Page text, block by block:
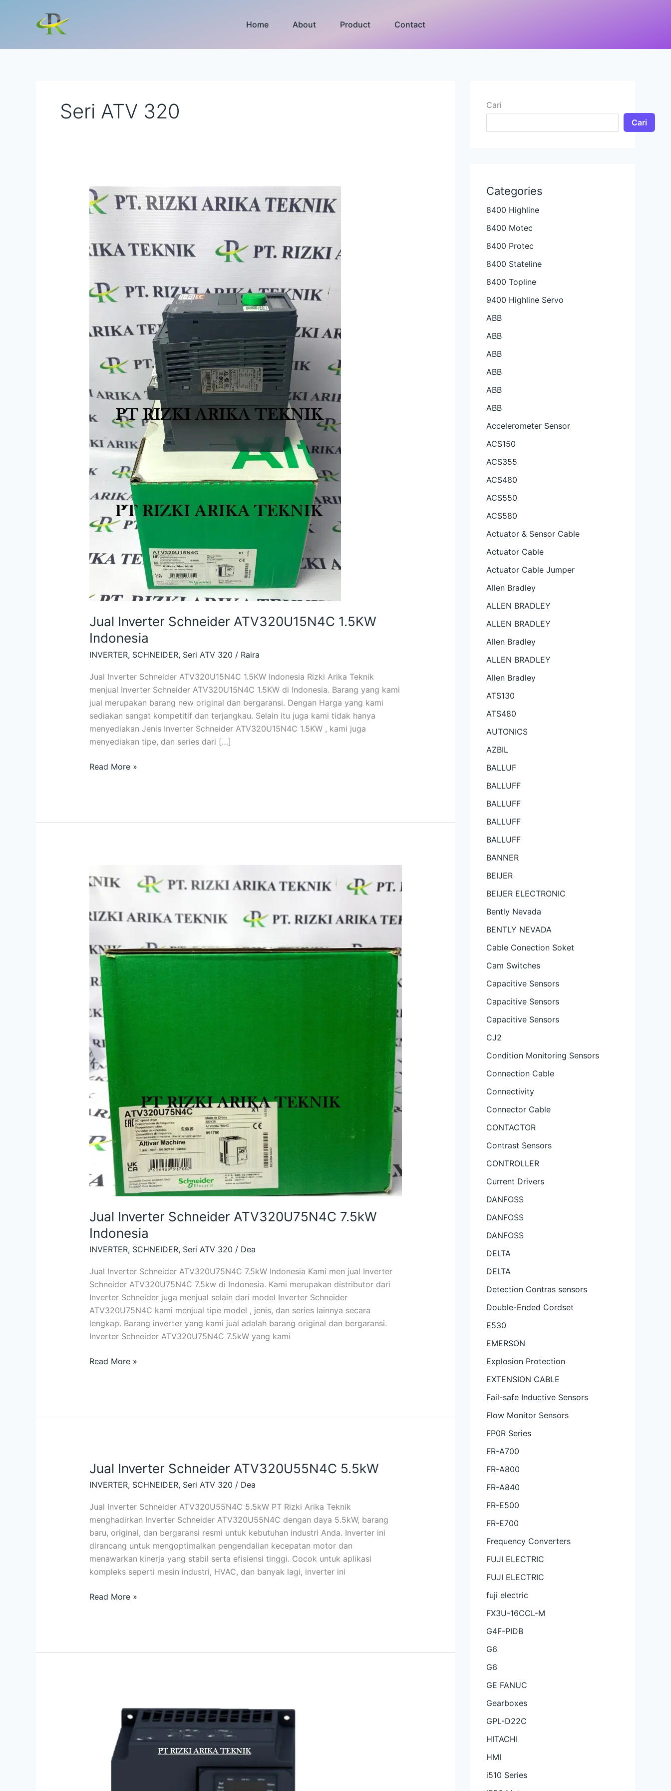
Home About Product Contact
Seri ATV 320
Jual Inverter Schneider ATV320U15N4C 1.5KW
Indonesia
INVERTER, SCHNEIDER, Seri ATV 320 / Raira
Jual Inverter Schneider ATV320U15N4C 1.5KW Indonesia Rizki Arika Teknik
menjual Inverter Schneider ATV320U15N4C 1.5KW di Indonesia. Barang yang kami
jual merupakan barang new original dan bergaransi. Dengan Harga yang kami
sediakan sangat kompetitif dan terjangkau. Selain itu juga kami tidak hanya
menyediakan Jenis Inverter Schneider ATV320U15N4C 1.5KW , kami juga
menyediakan tipe, dan series dari […]
Jual
Inverter
1.5KW
Indonesia
Read More »
Jual Inverter Schneider ATV320U75N4C 7.5kW
Indonesia
INVERTER, SCHNEIDER, Seri ATV 320 / Dea
Jual Inverter Schneider ATV320U75N4C 7.5kW Indonesia Kami men jual Inverter
Schneider ATV320U75N4C 7.5kw di Indonesia. Kami merupakan distributor dari
Inverter Schneider juga menjual selain dari model Inverter Schneider
ATV320U75N4C kami menjual tipe model , jenis, dan series lainnya secara
lengkap. Barang inverter yang kami jual adalah barang original dan bergaransi.
Inverter Schneider ATV320U75N4C 7.5kW yang kami
Inverter
ATV320U75N4C
7.5kW
Read More »
Jual Inverter Schneider ATV320U55N4C 5.5kW
INVERTER, SCHNEIDER, Seri ATV 320 / Dea
Jual Inverter Schneider ATV320U55N4C 5.5kW PT Rizki Arika Teknik
menghadirkan Inverter Schneider ATV320U55N4C dengan daya 5.5kW, barang
baru, original, dan bergaransi resmi untuk kebutuhan industri Anda. Inverter ini
dirancang untuk mengoptimalkan pengendalian kecepatan motor dan
menawarkan kinerja yang stabil serta efisiensi tinggi. Cocok untuk aplikasi
kompleks seperti mesin industri, HVAC, dan banyak lagi, inverter ini
Jual
ATV320U55N4C
5.5kW
Read More »
Schneider
ATV320U40N4C
Indonesia
Cari
Cari
Categories
8400 Highline
8400 Motec
8400 Protec
8400 Stateline
8400 Topline
9400 Highline Servo
ABB
ABB
ABB
ABB
ABB
ABB
Accelerometer Sensor
ACS150
ACS355
ACS480
ACS550
ACS580
Actuator & Sensor Cable
Actuator Cable
Actuator Cable Jumper
Allen Bradley
ALLEN BRADLEY
ALLEN BRADLEY
Allen Bradley
ALLEN BRADLEY
Allen Bradley
ATS130
ATS480
AUTONICS
AZBIL
BALLUF
BALLUFF
BALLUFF
BALLUFF
BALLUFF
BANNER
BEIJER
BEIJER ELECTRONIC
Bently Nevada
BENTLY NEVADA
Cable Conection Soket
Cam Switches
Capacitive Sensors
Capacitive Sensors
Capacitive Sensors
CJ2
Condition Monitoring Sensors
Connection Cable
Connectivity
Connector Cable
CONTACTOR
Contrast Sensors
CONTROLLER
Current Drivers
DANFOSS
DANFOSS
DANFOSS
DELTA
DELTA
Detection Contras sensors
Double-Ended Cordset
E530
EMERSON
Explosion Protection
EXTENSION CABLE
Fail-safe Inductive Sensors
Flow Monitor Sensors
FP0R Series
FR-A700
FR-A800
FR-A840
FR-E500
FR-E700
Frequency Converters
FUJI ELECTRIC
FUJI ELECTRIC
fuji electric
FX3U-16CCL-M
G4F-PIDB
G6
G6
GE FANUC
Gearboxes
GPL-D22C
HITACHI
HMI
i510 Series